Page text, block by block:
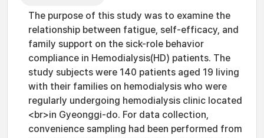
The purpose of this study was to examine the
relationship between fatigue, self-efficacy, and
family support on the sick-role behavior
compliance in Hemodialysis(HD) patients. The
study subjects were 140 patients aged 19 living
with their families on hemodialysis who were
regularly undergoing hemodialysis clinic located
<br>in Gyeonggi-do. For data collection,
convenience sampling had been performed from